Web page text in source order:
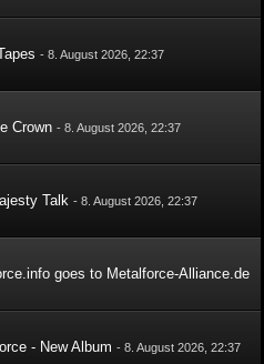
-8. August 2026, 22:37
Crown -8. August 2026, 22:37
Talk -8. August 2026, 22:37
goes to Metalforce-Alliance.de
- New Album -8. August 2026, 22:37